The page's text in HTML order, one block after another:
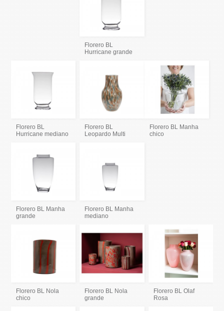
Florero BL
Hurricane grande
Florero BL
Hurricane mediano
Florero BL
Leopardo Multi
Florero BL Manha
chico
Florero BL Manha
grande
Florero BL Manha
mediano
Florero BL Nola
chico
Florero BL Nola
grande
Florero BL Olaf
Rosa